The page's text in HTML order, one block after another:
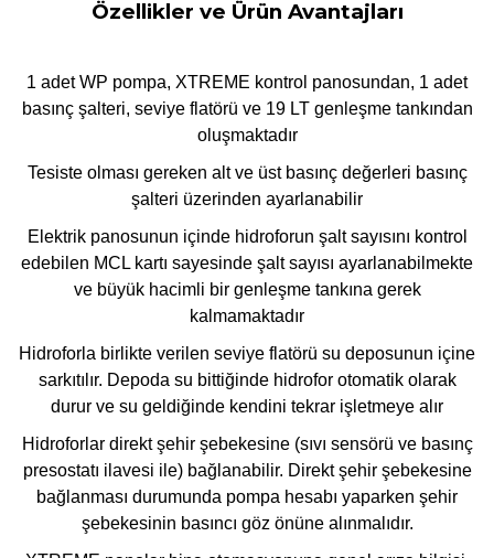
Özellikler ve Ürün Avantajları
1 adet WP pompa, XTREME kontrol panosundan, 1 adet
basınç şalteri, seviye flatörü ve 19 LT genleşme tankından
oluşmaktadır
Tesiste olması gereken alt ve üst basınç değerleri basınç
şalteri üzerinden ayarlanabilir
Elektrik panosunun içinde hidroforun şalt sayısını kontrol
edebilen MCL kartı sayesinde şalt sayısı ayarlanabilmekte
ve büyük hacimli bir genleşme tankına gerek
kalmamaktadır
Hidroforla birlikte verilen seviye flatörü su deposunun içine
sarkıtılır. Depoda su bittiğinde hidrofor otomatik olarak
durur ve su geldiğinde kendini tekrar işletmeye alır
Hidroforlar direkt şehir şebekesine (sıvı sensörü ve basınç
presostatı ilavesi ile) bağlanabilir. Direkt şehir şebekesine
bağlanması durumunda pompa hesabı yaparken şehir
şebekesinin basıncı göz önüne alınmalıdır.